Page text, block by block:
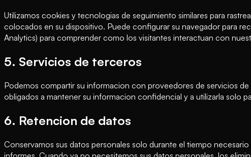
Utilizamos cookies y tecnologias de seguimiento similares para
colocados en su dispositivo. Puede configurar su navegador para
Analytics) para comprender como los visitantes interactuan con
5. Servicios de terceros
Podemos compartir su informacion con proveedores de servicios
obligados a mantener su informacion confidencial y a utilizarla solo
6. Retencion de datos
Conservamos sus datos personales solo durante el tiempo